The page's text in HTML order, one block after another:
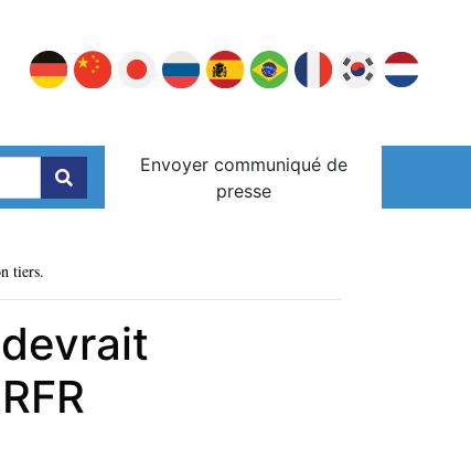
Envoyer communiqué de
presse
tiers.